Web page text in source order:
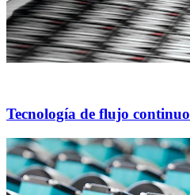
Tecnología de flujo continuo